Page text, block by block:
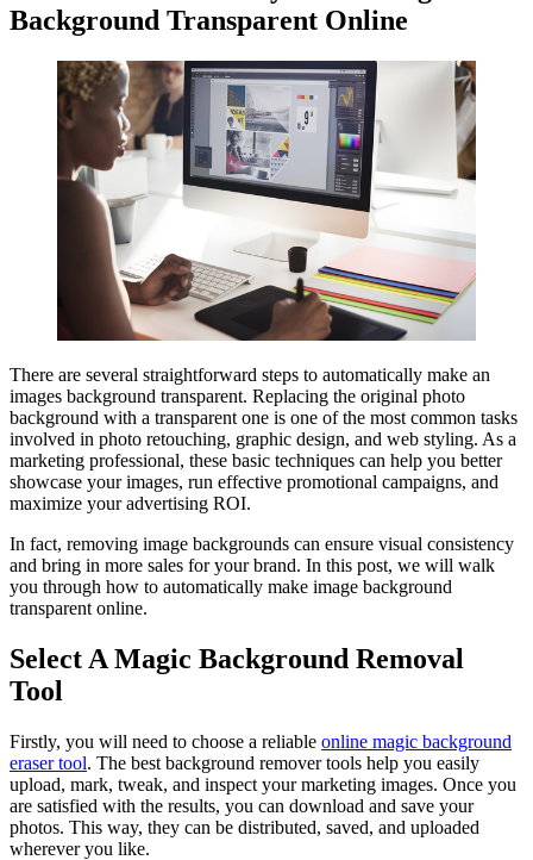
Background Transparent Online
There are several straightforward steps to automatically make an
images background transparent. Replacing the original photo
background with a transparent one is one of the most common tasks
involved in photo retouching, graphic design, and web styling. As a
marketing professional, these basic techniques can help you better
showcase your images, run effective promotional campaigns, and
maximize your advertising ROI.
In fact, removing image backgrounds can ensure visual consistency
and bring in more sales for your brand. In this post, we will walk
you through how to automatically make image background
transparent online.
Select A Magic Background Removal
Tool
Firstly, you will need to choose a reliable online magic background
eraser tool. The best background remover tools help you easily
upload, mark, tweak, and inspect your marketing images. Once you
are satisfied with the results, you can download and save your
photos. This way, they can be distributed, saved, and uploaded
wherever you like.